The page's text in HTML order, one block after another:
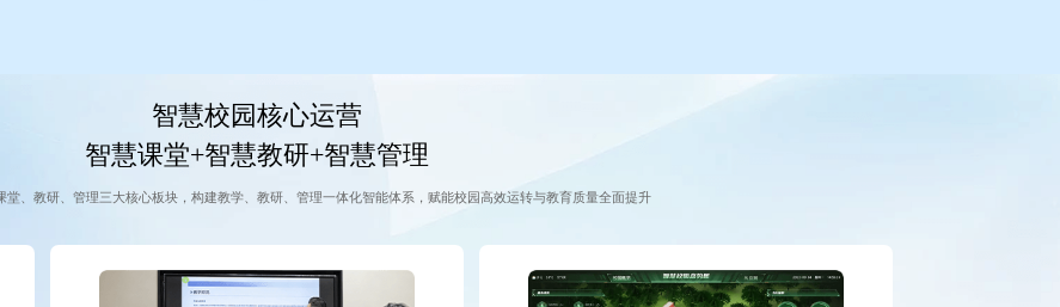
智慧校园核心运营
智慧课堂+智慧教研+智慧管理
堂、教研、管理三大核心板块，构建教学、教研、管理一体化智能体系，赋能校园高效运转与教育质量全面提升